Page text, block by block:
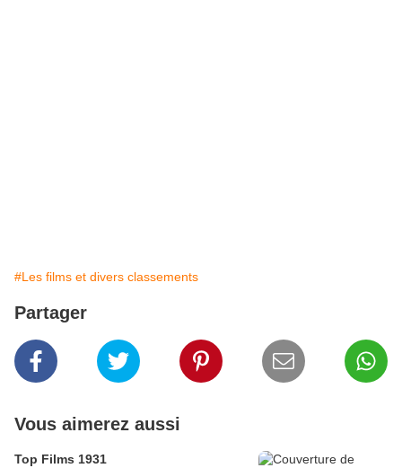
#Les films et divers classements
Partager
Vous aimerez aussi
Top Films 1931